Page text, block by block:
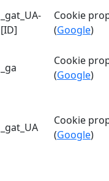
_gat_UA-
[ID]
Cookie
(Google)
_ga
Cookie
(Google)
_gat_UA
Cookie
(Google)